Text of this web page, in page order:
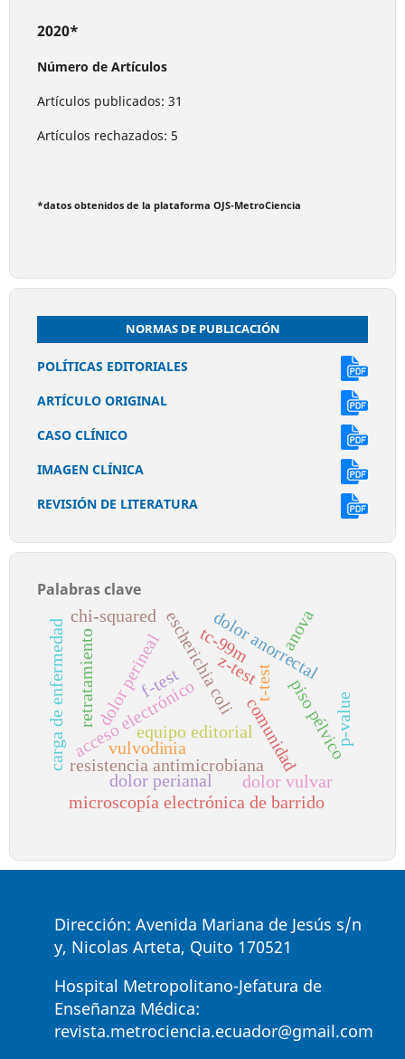
2020*
Número de Artículos
Artículos publicados: 31
Artículos rechazados: 5
*datos obtenidos de la plataforma OJS-MetroCiencia
NORMAS DE PUBLICACIÓN
POLÍTICAS EDITORIALES
ARTÍCULO ORIGINAL
CASO CLÍNICO
IMAGEN CLÍNICA
REVISIÓN DE LITERATURA
Palabras clave
equipo editorial
acceso electrónico comunidad
escherichia coli
resistencia antimicrobiana
dolor perineal
vulvodinia
dolor vulvar
dolor perianal
piso pélvico
dolor anorrectal
retratamiento
microscopía electrónica de barrido
carga de enfermedad p-value
z-testt-test
anova
chi-squared
f-test
tc-99m
Dirección: Avenida Mariana de Jesús s/n
y, Nicolas Arteta, Quito 170521
Hospital Metropolitano-Jefatura de
Enseñanza Médica:
revista.metrociencia.ecuador@gmail.com